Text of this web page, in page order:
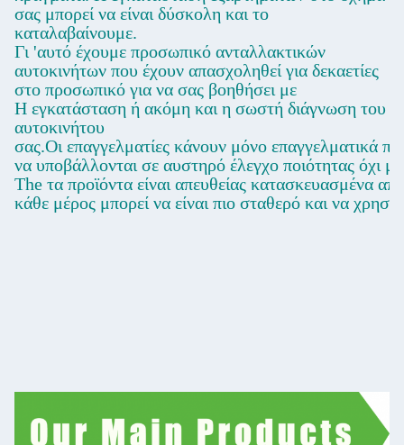
σας μπορεί να είναι δύσκολη και το
καταλαβαίνουμε.
Γι 'αυτό έχουμε προσωπικό ανταλλακτικών
αυτοκινήτων που έχουν απασχοληθεί για δεκαετίες
στο προσωπικό για να σας βοηθήσει με
Η εγκατάσταση ή ακόμη και η σωστή διάγνωση του
αυτοκινήτου
σας.Οι επαγγελματίες κάνουν μόνο επαγγελματικά
να υποβάλλονται σε αυστηρό έλεγχο ποιότητας όχι
Τhe τα προϊόντα είναι απευθείας κατασκευασμένα
κάθε μέρος μπορεί να είναι πιο σταθερό και να